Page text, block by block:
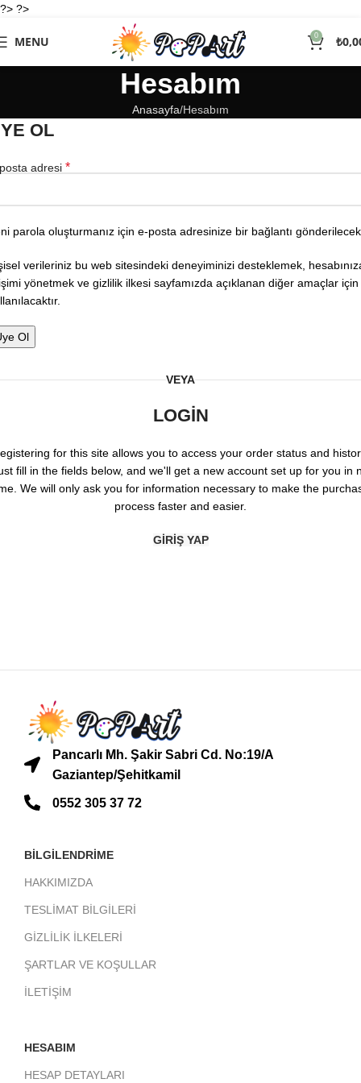
?> ?>
MENU 0 ₺
Hesabım
Anasayfa Hesabım
OL
adresi *
parola oluşturmanız için e-posta adresinize bir bağlantı
verileriniz bu web sitesindeki deneyiminizi desteklemek,
yönetmek ve gizlilik ilkesi sayfamızda açıklanan diğer amaçlar için
Ol
VEYA
LOGIN
for this site allows you to access your order status and
fill in the fields below, and we'll get a new account set up for you in
We will only ask you for information necessary to make the
process faster and easier.
GIRIŞ YAP
Pancarlı Mh. Şakir Sabri Cd. No:19/A
Gaziantep/Şehitkamil
0552 305 37 72
BİLGİLENDRİME
HAKKIMIZDA
TESLİMAT BİLGİLERİ
GİZLİLİK İLKELERİ
ŞARTLAR VE KOŞULLAR
İLETİŞİM
HESABIM
HESAP DETAYLARI